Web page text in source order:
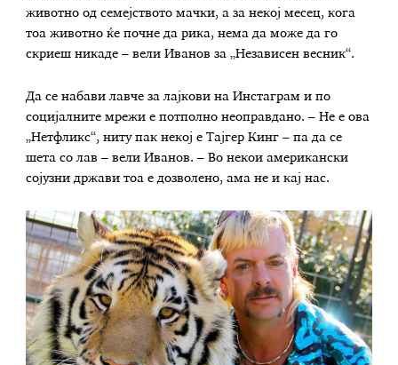
животно од семејството мачки, а за некој месец, кога
тоа животно ќе почне да рика, нема да може да го
скриеш никаде – вели Иванов за „Независен весник“.
Да се набави лавче за лајкови на Инстаграм и по
социјалните мрежи е потполно неоправдано. – Не е ова
„Нетфликс“, ниту пак некој е Тајгер Кинг – па да се
шета со лав – вели Иванов. – Во некои американски
сојузни држави тоа е дозволено, ама не и кај нас.